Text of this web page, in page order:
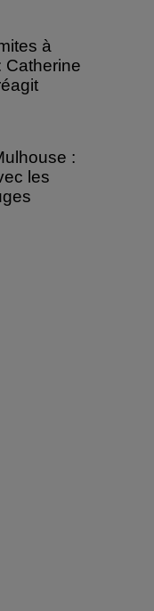
à
Catherine
:
les